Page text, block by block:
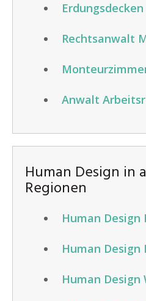
Rechtsanwalt
Anwalt
Human Design in
Regionen
Human Design
Human Design
Human Design